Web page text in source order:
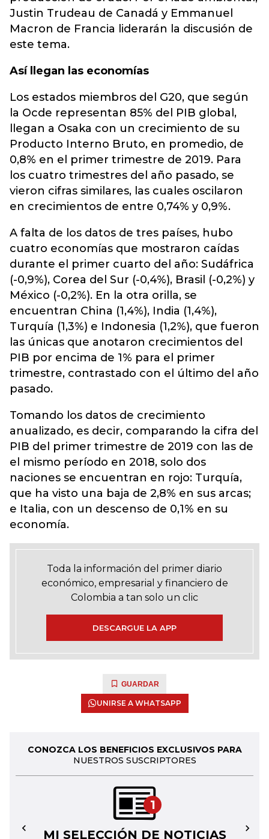
Justin Trudeau de Canadá y Emmanuel
Macron de Francia liderarán la discusión de
este tema.
Así llegan las economías
Los estados miembros del G20, que según
la Ocde representan 85% del PIB global,
llegan a Osaka con un crecimiento de su
Producto Interno Bruto, en promedio, de
0,8% en el primer trimestre de 2019. Para
los cuatro trimestres del año pasado, se
vieron cifras similares, las cuales oscilaron
en crecimientos de entre 0,74% y 0,9%.
A falta de los datos de tres países, hubo
cuatro economías que mostraron caídas
durante el primer cuarto del año: Sudáfrica
(-0,9%), Corea del Sur (-0,4%), Brasil (-0,2%) y
México (-0,2%). En la otra orilla, se
encuentran China (1,4%), India (1,4%),
Turquía (1,3%) e Indonesia (1,2%), que fueron
las únicas que anotaron crecimientos del
PIB por encima de 1% para el primer
trimestre, contrastado con el último del año
pasado.
Tomando los datos de crecimiento
anualizado, es decir, comparando la cifra del
PIB del primer trimestre de 2019 con las de
el mismo período en 2018, solo dos
naciones se encuentran en rojo: Turquía,
que ha visto una baja de 2,8% en sus arcas;
e Italia, con un descenso de 0,1% en su
economía.
Toda la información del primer diario
económico, empresarial y financiero de
Colombia a tan solo un clic
DESCARGUE LA APP
GUARDAR
UNIRSE A WHATSAPP
CONOZCA LOS BENEFICIOS EXCLUSIVOS PARA
NUESTROS SUSCRIPTORES
1
MI SELECCIÓN DE NOTICIAS
← →